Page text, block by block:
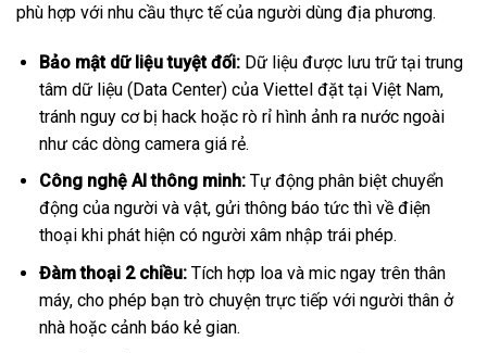
phù hợp với nhu cầu thực tế của người dùng địa phương.
Bảo mật dữ liệu tuyệt đối:Dữ liệu được lưu trữ tại trung
tâm dữ liệu (Data Center) của Viettel đặt tại Việt Nam,
tránh nguy cơ bị hack hoặc rò rỉ hình ảnh ra nước ngoài
như các dòng camera giá rẻ.
Công nghệ AI thông minh:Tự động phân biệt chuyển
động của người và vật, gửi thông báo tức thì về điện
thoại khi phát hiện có người xâm nhập trái phép.
Đàm thoại 2 chiều:Tích hợp loa và mic ngay trên thân
máy, cho phép bạn trò chuyện trực tiếp với người thân ở
nhà hoặc cảnh báo kẻ gian.